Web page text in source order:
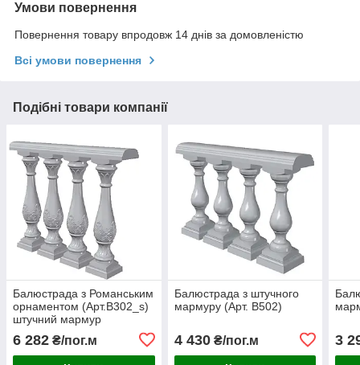
Умови повернення
Повернення товару впродовж 14 днів за домовленістю
Всі умови повернення
Подібні товари компанії
Балюстрада з Романським
орнаментом (Арт.B302_s)
штучний мармур
6 282 ₴/пог.м
Балюстрада з штучного
мармуру (Арт. B502)
4 430₴/пог.м 3